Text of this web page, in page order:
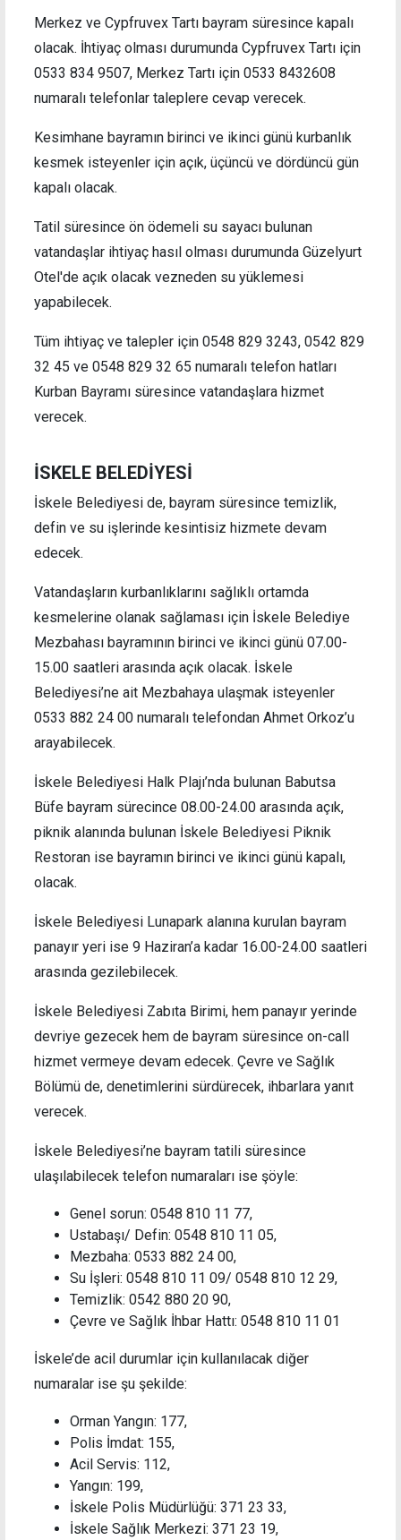
Merkez ve Cypfruvex Tartı bayram süresince kapalı
olacak. İhtiyaç olması durumunda Cypfruvex Tartı için
0533 834 9507, Merkez Tartı için 0533 8432608
numaralı telefonlar taleplere cevap verecek.
Kesimhane bayramın birinci ve ikinci günü kurbanlık
kesmek isteyenler için açık, üçüncü ve dördüncü gün
kapalı olacak.
Tatil süresince ön ödemeli su sayacı bulunan
vatandaşlar ihtiyaç hasıl olması durumunda Güzelyurt
Otel'de açık olacak vezneden su yüklemesi
yapabilecek.
Tüm ihtiyaç ve talepler için 0548 829 3243, 0542 829
32 45 ve 0548 829 32 65 numaralı telefon hatları
Kurban Bayramı süresince vatandaşlara hizmet
verecek.
İSKELE BELEDİYESİ
İskele Belediyesi de, bayram süresince temizlik,
defin ve su işlerinde kesintisiz hizmete devam
edecek.
Vatandaşların kurbanlıklarını sağlıklı ortamda
kesmelerine olanak sağlaması için İskele Belediye
Mezbahası bayramının birinci ve ikinci günü 07.00-
15.00 saatleri arasında açık olacak. İskele
Belediyesi’ne ait Mezbahaya ulaşmak isteyenler
0533 882 24 00 numaralı telefondan Ahmet Orkoz’u
arayabilecek.
İskele Belediyesi Halk Plajı’nda bulunan Babutsa
Büfe bayram sürecince 08.00-24.00 arasında açık,
piknik alanında bulunan İskele Belediyesi Piknik
Restoran ise bayramın birinci ve ikinci günü kapalı,
olacak.
İskele Belediyesi Lunapark alanına kurulan bayram
panayır yeri ise 9 Haziran’a kadar 16.00-24.00 saatleri
arasında gezilebilecek.
İskele Belediyesi Zabıta Birimi, hem panayır yerinde
devriye gezecek hem de bayram süresince on-call
hizmet vermeye devam edecek. Çevre ve Sağlık
Bölümü de, denetimlerini sürdürecek, ihbarlara yanıt
verecek.
İskele Belediyesi’ne bayram tatili süresince
ulaşılabilecek telefon numaraları ise şöyle:
Genel sorun: 0548 810 11 77,
Ustabaşı/ Defin: 0548 810 11 05,
Mezbaha: 0533 882 24 00,
Su İşleri: 0548 810 11 09/ 0548 810 12 29,
Temizlik: 0542 880 20 90,
Çevre ve Sağlık İhbar Hattı: 0548 810 11 01
İskele’de acil durumlar için kullanılacak diğer
numaralar ise şu şekilde:
Orman Yangın: 177,
Polis İmdat: 155,
Acil Servis: 112,
Yangın: 199,
İskele Polis Müdürlüğü: 371 23 33,
İskele Sağlık Merkezi: 371 23 19,